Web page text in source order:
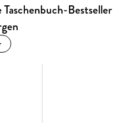
Bestseller